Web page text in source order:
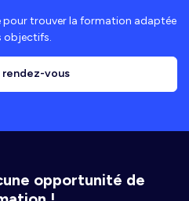
pour trouver la formation adaptée
objectifs.
rendez-vous
opportunité de